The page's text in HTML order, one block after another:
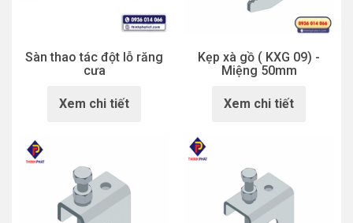
Sàn thao tác đột lỗ răng
cưa
Xem chi tiết
Kẹp xà gồ ( KXG 09) -
Miệng 50mm
Xem chi tiết